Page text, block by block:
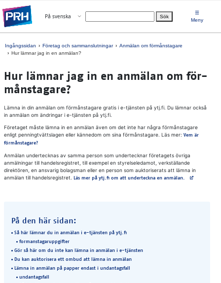
Välj språk
På svenska Öppna menyn Sök
☰
Meny
Ingångssidan Företag och sammanslutningar
Anmälan om förmånstagare
Hur lämnar jag in en anmälan?
Hur läm­nar jag in en an­mä­lan om för­
månsta­ga­re?
Lämna in din anmälan om förmånstagare gratis i e-tjänsten på ytj.fi. Du lämnar också
in anmälan om ändringar i e-tjänsten på ytj.fi.
Företaget måste lämna in en anmälan även om det inte har några förmånstagare
enligt penningtvättslagen eller kännedom om sina förmånstagare. Läs mer: Vem är
förmånstagare?
Anmälan undertecknas av samma person som undertecknar företagets övriga
anmälningar till handelsregistret, till exempel en styrelseledamot, verkställande
direktören, en ansvarig bolagsman eller en person som auktoriserats att lämna in
anmälan till handelsregistret. Läs mer på ytj.fi om att underteckna en anmälan. Avautuu
På den här sidan:
Så här lämnar du in anmälan i e-tjänsten på ytj.fi
formanstagaruppgifter
Gör så här om du inte kan lämna in anmälan i e-tjänsten
Du kan auktorisera ett ombud att lämna in anmälan
Lämna in anmälan på papper endast i undantagsfall
undantagsfall